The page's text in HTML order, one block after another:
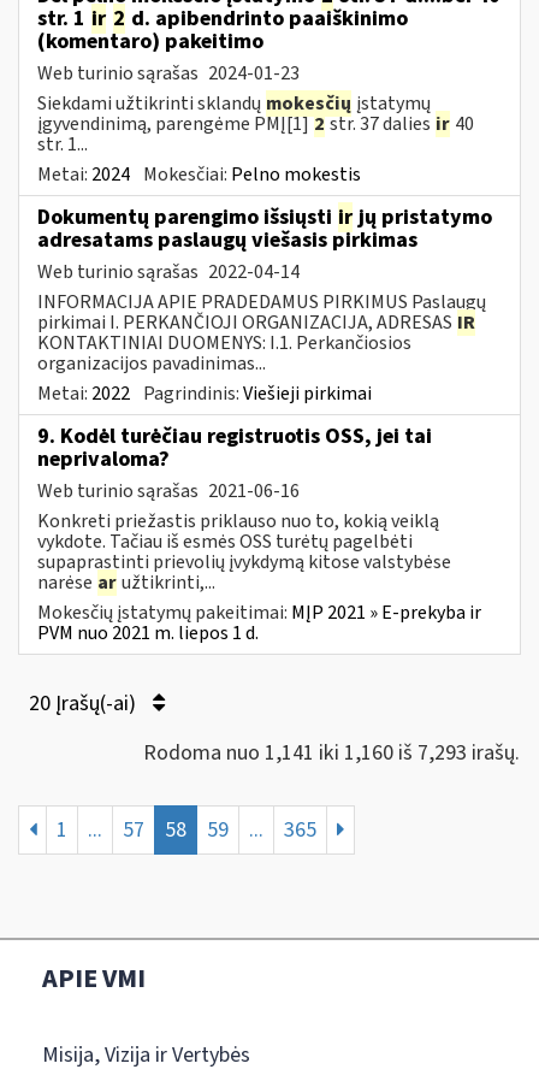
str. 1 ir 2 d. apibendrinto paaiškinimo
(komentaro) pakeitimo
Web turinio sąrašas 2024-01-23
Siekdami užtikrinti sklandų mokesčių įstatymų
įgyvendinimą, parengėme PMĮ[1]2str. 37 dalies ir 40
str. 1...
Metai: 2024 Mokesčiai: Pelno mokestis
Dokumentų parengimo išsiųsti irjų pristatymo
adresatams paslaugų viešasis pirkimas
Web turinio sąrašas 2022-04-14
INFORMACIJA APIE PRADEDAMUS PIRKIMUS Paslaugų
pirkimai I. PERKANČIOJI ORGANIZACIJA, ADRESAS IR
KONTAKTINIAI DUOMENYS: I.1. Perkančiosios
organizacijos pavadinimas...
Metai: 2022 Pagrindinis:Viešieji pirkimai
9. Kodėl turėčiau registruotis OSS, jei tai
neprivaloma?
Web turinio sąrašas 2021-06-16
Konkreti priežastis priklauso nuo to, kokią veiklą
vykdote. Tačiau iš esmės OSS turėtų pagelbėti
supaprastinti prievolių įvykdymą kitose valstybėse
narėse aružtikrinti,...
Mokesčių įstatymų pakeitimai: MĮP 2021 » E-prekyba ir
PVM nuo 2021 m. liepos 1 d.
20 Įrašų(-ai)
Rodoma nuo 1,141 iki 1,160 iš 7,293 irašų.
1 ... 57 58 59 ... 365
APIE VMI
Misija, Vizija ir Vertybės